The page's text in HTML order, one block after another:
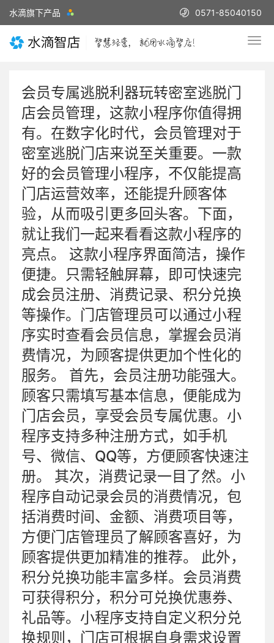
水滴旗下产品 0571-85040150
会员专属逃脱利器玩转密室逃脱门
店会员管理，这款小程序你值得拥
有。在数字化时代，会员管理对于
密室逃脱门店来说至关重要。一款
好的会员管理小程序，不仅能提高
门店运营效率，还能提升顾客体
验，从而吸引更多回头客。下面，
就让我们一起来看看这款小程序的
亮点。 这款小程序界面简洁，操作
便捷。只需轻触屏幕，即可快速完
成会员注册、消费记录、积分兑换
等操作。门店管理员可以通过小程
序实时查看会员信息，掌握会员消
费情况，为顾客提供更加个性化的
服务。 首先，会员注册功能强大。
顾客只需填写基本信息，便能成为
门店会员，享受会员专属优惠。小
程序支持多种注册方式，如手机
号、微信、QQ等，方便顾客快速注
册。 其次，消费记录一目了然。小
程序自动记录会员的消费情况，包
括消费时间、金额、消费项目等，
方便门店管理员了解顾客喜好，为
顾客提供更加精准的推荐。 此外，
积分兑换功能丰富多样。会员消费
可获得积分，积分可兑换优惠券、
礼品等。小程序支持自定义积分兑
换规则，门店可根据自身需求设置